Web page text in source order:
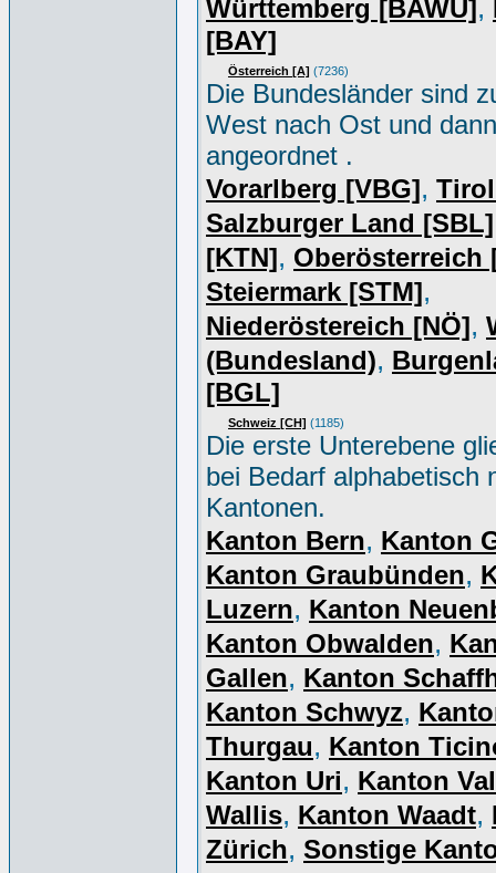
Württemberg [BAWÜ],
[BAY]
Österreich [A] (7236)
Die Bundesländer sind
West nach Ost und
angeordnet .
Vorarlberg [VBG],
Salzburger Land [SBL]
[KTN], Oberösterreich
Steiermark [STM],
Niederöstereich [NÖ],
(Bundesland),
[BGL]
Schweiz [CH] (1185)
Die erste Unterebene
bei Bedarf alphabetisch
Kantonen.
Kanton Bern, Kanton
Kanton Graubünden,
Luzern, Kanton
Kanton Obwalden,
Gallen, Kanton
Kanton Schwyz,
Thurgau, Kanton
Kanton Uri, Kanton
Wallis, Kanton Waadt,
Zürich, Sonstige